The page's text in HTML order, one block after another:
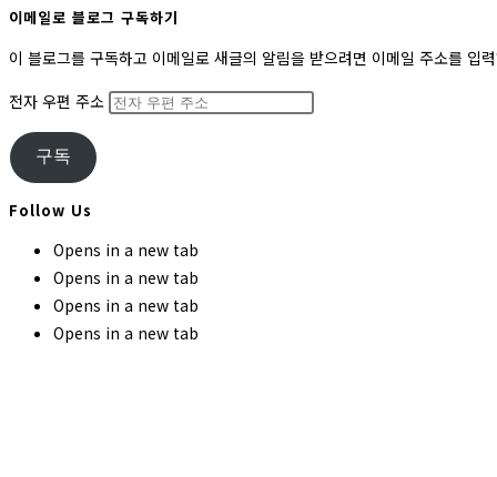
이메일로 블로그 구독하기
이 블로그를 구독하고 이메일로 새글의 알림을 받으려면 이메일 주소를 입
전자 우편 주소
구독
Follow Us
Opens in a new tab
Opens in a new tab
Opens in a new tab
Opens in a new tab